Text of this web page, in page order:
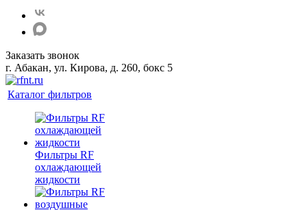
Заказать звонок
г. Абакан, ул. Кирова, д. 260, бокс 5
Каталог фильтров
Фильтры RF
охлаждающей
жидкости